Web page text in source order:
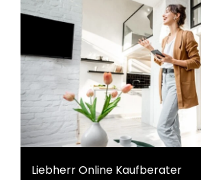
Liebherr Online Kaufberater